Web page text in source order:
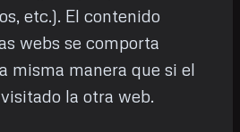
etc.). El contenido
webs se comporta
misma manera que si el
la otra web.